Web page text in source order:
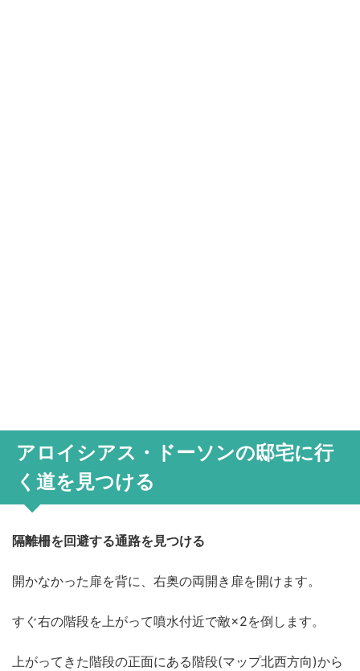
アロイシアス・ドーソンの邸宅に行
く道を見つける
隔離柵を回避する通路を見つける
開かなかった扉を背に、右奥の両開き扉を開けます。
すぐ右の階段を上がって噴水付近で敵×2を倒します。
上がってきた階段の正面にある階段(マップ北西方向)から